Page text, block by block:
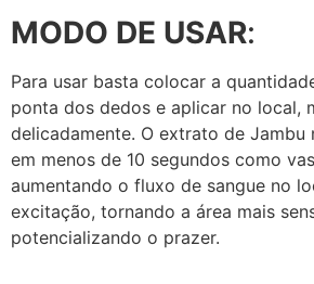
MODO DE USAR:
Para usar basta colocar a
ponta dos dedos e aplicar no local,
delicadamente. O extrato de Jambu
em menos de 10 segundos como
aumentando o fluxo de sangue no
excitação, tornando a área mais
potencializando o prazer.